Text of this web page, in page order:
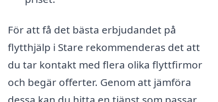
För att få det bästa erbjudandet på
flytthjälp i Stare rekommenderas det att
du tar kontakt med flera olika flyttfirmor
och begär offerter. Genom att jämföra